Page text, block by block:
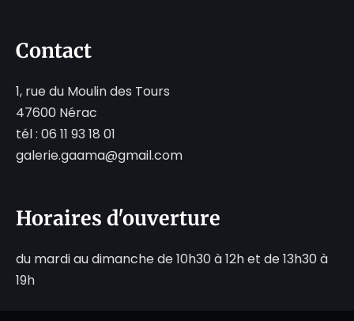
Contact
1, rue du Moulin des Tours
47600 Nérac
tél : 06 11 93 18 01
galerie.gaama@gmail.com
Horaires d'ouverture
du mardi au dimanche de 10h30 à 12h et de 13h30 à
19h